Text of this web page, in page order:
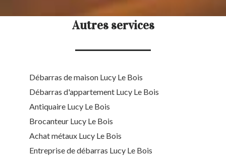
Autres services
Débarras de maison Lucy Le Bois
Débarras d'appartement Lucy Le Bois
Antiquaire Lucy Le Bois
Brocanteur Lucy Le Bois
Achat métaux Lucy Le Bois
Entreprise de débarras Lucy Le Bois